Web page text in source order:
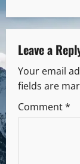
Leave a
Your email
fields are
Comment*